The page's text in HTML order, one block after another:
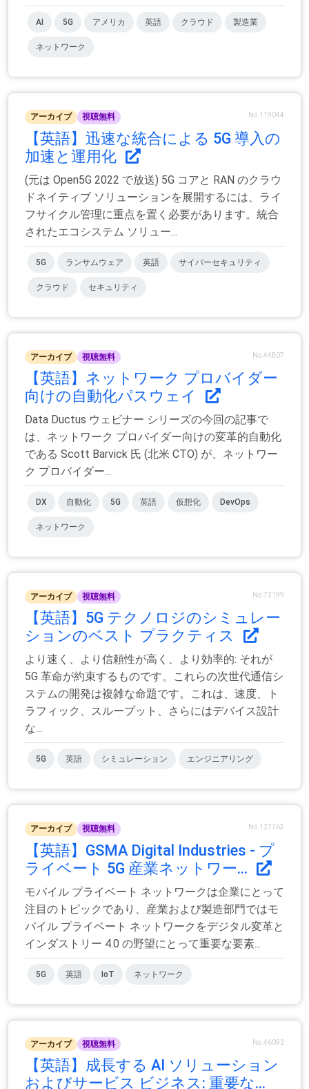
AI 5G アメリカ 英語 クラウド 製造業
ネットワーク
アーカイブ 視聴無料 No.119044
【英語】迅速な統合による 5G 導入の
加速と運用化
(元は Open5G 2022 で放送) 5G コアと RAN のクラウ
ドネイティブ ソリューションを展開するには、ライ
フサイクル管理に重点を置く必要があります。統合
されたエコシステム ソリュー...
5G ランサムウェア 英語 サイバーセキュリティ
クラウド セキュリティ
アーカイブ 視聴無料 No.44807
【英語】ネットワーク プロバイダー
向けの自動化パスウェイ
Data Ductus ウェビナー シリーズの今回の記事で
は、ネットワーク プロバイダー向けの変革的自動化
である Scott Barvick 氏 (北米 CTO) が、ネットワー
ク プロバイダー...
DX 自動化 5G 英語 仮想化 DevOps
ネットワーク
アーカイブ 視聴無料 No.72199
【英語】5G テクノロジのシミュレー
ションのベスト プラクティス
より速く、より信頼性が高く、より効率的: それが
5G 革命が約束するものです。これらの次世代通信シ
ステムの開発は複雑な命題です。これは、速度、ト
ラフィック、スループット、さらにはデバイス設計
な...
5G 英語 シミュレーション エンジニアリング
アーカイブ 視聴無料 No.127763
【英語】GSMA Digital Industries - プ
ライベート 5G 産業ネットワー...
モバイル プライベート ネットワークは企業にとって
注目のトピックであり、産業および製造部門ではモ
バイル プライベート ネットワークをデジタル変革と
インダストリー 4.0 の野望にとって重要な要素...
5G 英語 IoT ネットワーク
アーカイブ 視聴無料 No.46092
【英語】成長する AI ソリューション
およびサービス ビジネス: 重要な...